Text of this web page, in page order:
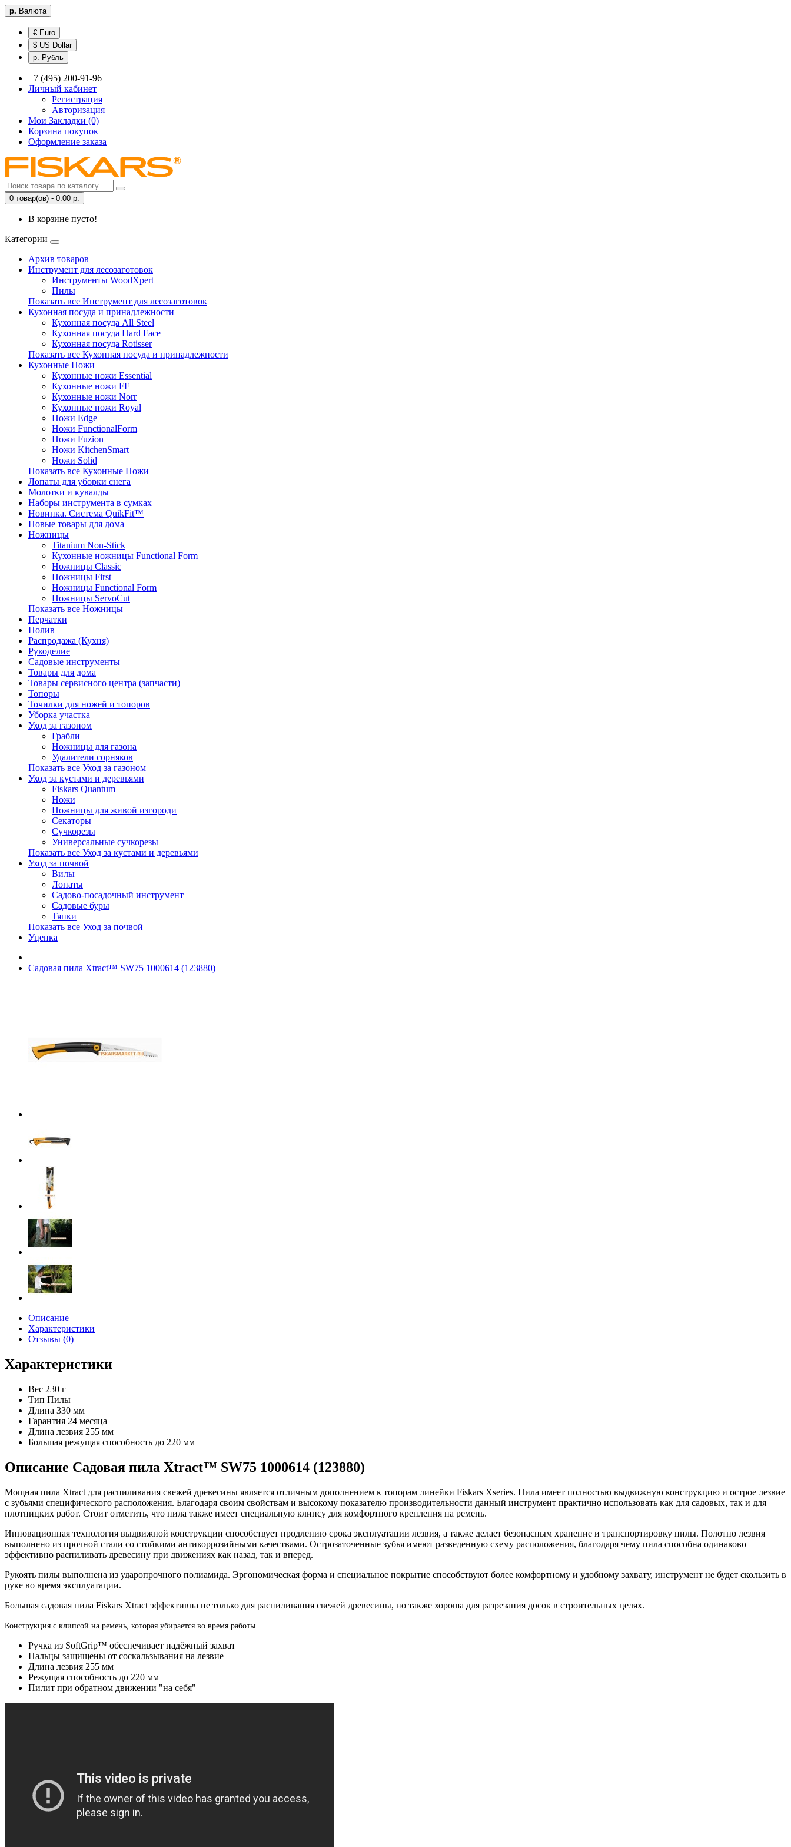
р. Валюта
€ Euro
$ US Dollar
р. Рубль
+7 (495) 200-91-96
Личный кабинет
Регистрация
Авторизация
Мои Закладки (0)
Корзина покупок
Оформление заказа
0 товар(ов) - 0.00 р.
В корзине пусто!
Категории
Архив товаров
Инструмент для лесозаготовок
Инструменты WoodXpert
Пилы
Показать все Инструмент для лесозаготовок
Кухонная посуда и принадлежности
Кухонная посуда All Steel
Кухонная посуда Hard Face
Кухонная посуда Rotisser
Показать все Кухонная посуда и принадлежности
Кухонные Ножи
Кухонные ножи Essential
Кухонные ножи FF+
Кухонные ножи Norr
Кухонные ножи Royal
Ножи Edge
Ножи FunctionalForm
Ножи Fuzion
Ножи KitchenSmart
Ножи Solid
Показать все Кухонные Ножи
Лопаты для уборки снега
Молотки и кувалды
Наборы инструмента в сумках
Новинка. Система QuikFit™
Новые товары для дома
Ножницы
Titanium Non-Stick
Кухонные ножницы Functional Form
Ножницы Classic
Ножницы First
Ножницы Functional Form
Ножницы ServoCut
Показать все Ножницы
Перчатки
Полив
Распродажа (Кухня)
Рукоделие
Садовые инструменты
Товары для дома
Товары сервисного центра (запчасти)
Топоры
Точилки для ножей и топоров
Уборка участка
Уход за газоном
Грабли
Ножницы для газона
Удалители сорняков
Показать все Уход за газоном
Уход за кустами и деревьями
Fiskars Quantum
Ножи
Ножницы для живой изгороди
Секаторы
Сучкорезы
Универсальные сучкорезы
Показать все Уход за кустами и деревьями
Уход за почвой
Вилы
Лопаты
Садово-посадочный инструмент
Садовые буры
Тяпки
Показать все Уход за почвой
Уценка
Садовая пила Xtract™ SW75 1000614 (123880)
Описание
Характеристики
Отзывы (0)
Характеристики
Вес 230 г
Тип Пилы
Длина 330 мм
Гарантия 24 месяца
Длина лезвия 255 мм
Большая режущая способность до 220 мм
Описание Садовая пила Xtract™ SW75 1000614 (123880)
Мощная пила Xtract для распиливания свежей древесины является отличным дополнением к топорам линейки Fiskars Xseries. Пила имеет полностью выдвижную конструкцию и острое лезвие
с зубьями специфического расположения. Благодаря своим свойствам и высокому показателю производительности данный инструмент практично использовать как для садовых, так и для
плотницких работ. Стоит отметить, что пила также имеет специальную клипсу для комфортного крепления на ремень.
Инновационная технология выдвижной конструкции способствует продлению срока эксплуатации лезвия, а также делает безопасным хранение и транспортировку пилы. Полотно лезвия
выполнено из прочной стали со стойкими антикоррозийными качествами. Острозаточенные зубья имеют разведенную схему расположения, благодаря чему пила способна одинаково
эффективно распиливать древесину при движениях как назад, так и вперед.
Рукоять пилы выполнена из ударопрочного полиамида. Эргономическая форма и специальное покрытие способствуют более комфортному и удобному захвату, инструмент не будет скользить в
руке во время эксплуатации.
Большая садовая пила Fiskars Xtract эффективна не только для распиливания свежей древесины, но также хороша для разрезания досок в строительных целях.
Конструкция с клипсой на ремень, которая убирается во время работы
Ручка из SoftGrip™ обеспечивает надёжный захват
Пальцы защищены от соскальзывания на лезвие
Длина лезвия 255 мм
Режущая способность до 220 мм
Пилит при обратном движении "на себя"